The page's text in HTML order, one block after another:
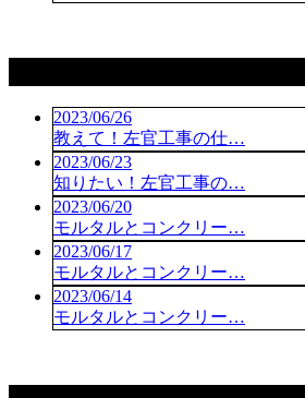
2023/06/26
教えて！左官工事の仕…
2023/06/23
知りたい！左官工事の…
2023/06/20
モルタルとコンクリー…
2023/06/17
モルタルとコンクリー…
2023/06/14
モルタルとコンクリー…